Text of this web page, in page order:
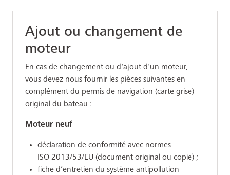
Ajout ou changement de
moteur
En cas de changement ou d'ajout d'un moteur,
vous devez nous fournir les pièces suivantes en
complément du permis de navigation (carte grise)
original du bateau :
Moteur neuf
déclaration de conformité avec normes
ISO 2013/53/EU (document original ou copie) ;
fiche d’entretien du système antipollution